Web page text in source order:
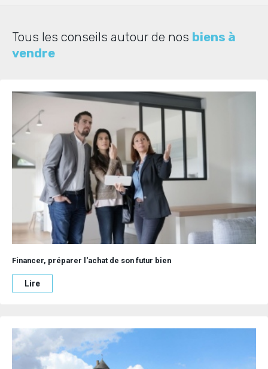
cadre de vie exceptionnel, où nature préservée et modernité se
vous recherchiez une propriété avec terrasse pour profiter de
vos soirées d’été, un jardin spacieux pour cultiver vos
passions ou un pavillon familial proche de Laval. Les maisons
disponibles à la vente en Mayenne
répondent à toutes les
attentes, qu’il s’agisse de maisons modernes avec des pièces
lumineuses et une cuisine équipée, ou de maisons de
caractère avec un terrain à aménager selon vos envies.
La Mayenne séduit par ses paysages variés, mêlant vallées
verdoyantes, rivières paisibles et charmants villages
historiques. Vous pourrez y vivre une vie tranquille tout en
ayant accès à des infrastructures modernes et à un réseau de
transport bien développé. Que vous soyez attiré par une
en exclusivité dans un cadre plus rural, les
immobilières en Mayenne
choix. Le département propose également de nombreuses
propice à une vie épanouissante, où chaque pièce de votre
futur chez-vous, de la salle de bain à la terrasse, contribue à
créer un espace accueillant et chaleureux. Les opportunités
Tous les conseils autour de nos biens à
vendre
Financer, préparer l'achat de son futur bien
Lire